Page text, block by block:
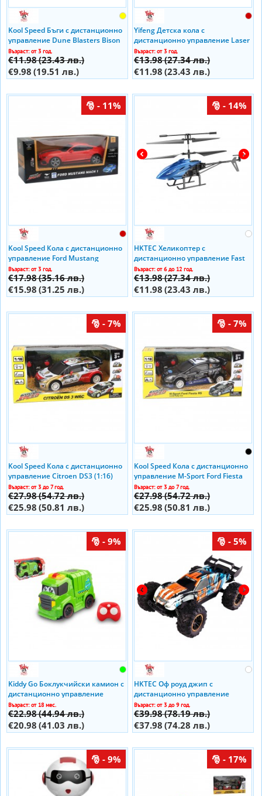
Kool Speed Бъги с дистанционно
управление Dune Blasters Bison
Magnum
Възраст: от 3 год.
€11.98(23.43 лв.)
€9.98 (19.51 лв.)
Yifeng Детска кола с
дистанционно управление Laser
Radio C
Възраст: от 3 год.
€13.98(27.34 лв.)
€11.98 (23.43 лв.)
- 11%
Kool Speed Кола с дистанционно
управление Ford Mustang
Възраст: от 3 год.
€17.98(35.16 лв.)
€15.98 (31.25 лв.)
- 14%
HKTEC Хеликоптер с
дистанционно управление Fast
Flight
Възраст: от 6 до 12 год.
€13.98(27.34 лв.)
€11.98 (23.43 лв.)
- 7%
Kool Speed Кола с дистанционно
управление Citroen DS3 (1:16)
Възраст: от 3 до 7 год.
€27.98(54.72 лв.)
€25.98 (50.81 лв.)
- 7%
Kool Speed Кола с дистанционно
управление M-Sport Ford Fiesta
(1:16)
Възраст: от 3 до 7 год.
€27.98(54.72 лв.)
€25.98 (50.81 лв.)
- 9%
Kiddy Go Боклукчийски камион с
дистанционно управление
Възраст: от 18 мес.
€22.98(44.94 лв.)
€20.98 (41.03 лв.)
- 5%
HKTEC Оф роуд джип с
дистанционно управление
Vanguard
Възраст: от 3 до 9 год.
€39.98(78.19 лв.)
€37.98 (74.28 лв.)
- 9% - 17%